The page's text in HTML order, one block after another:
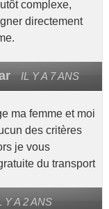
complexe,
directement
IL Y A 7 ANS
ma femme et moi
des critères
je vous
du transport
Y A 2 ANS